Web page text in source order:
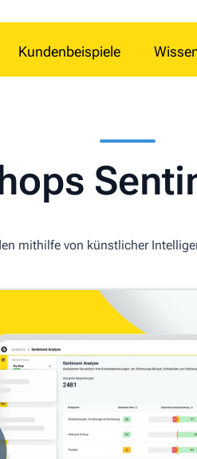
Kundenbeispiele
mithilfe von künstlicher